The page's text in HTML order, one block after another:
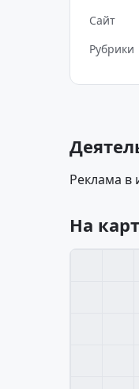
Сайт
Рубрики
Реклама в
На